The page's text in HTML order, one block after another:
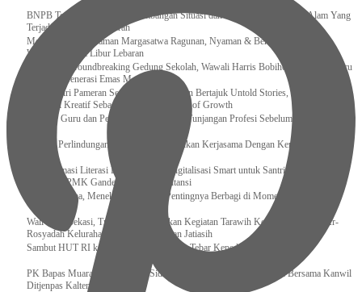
BNPB Terus Memantau Perkembangan Situasi dan Penanganan Bencana Alam Yang
Terjadi di Beberapa Daerah
Menpar Pastikan Taman Margasatwa Ragunan, Nyaman & Bersih di Kunjungi
Wisatawan Saat Libur Lebaran
Resmikan Groundbreaking Gedung Sekolah, Wawali Harris Bobihoe : Tonggak Baru
Ciptakan Generasi Emas Masa Depan
Menghadiri Pameran Seni Meiro Collection Bertajuk Untold Stories, Irene Umar :
Ekonomi Kreatif Sebagai The New Engine of Growth
120.067 Guru dan Pengawas PAI Terima Tunjangan Profesi Sebelum Lebaran
Perkuat Perlindungan KI Kemenkum Sahkan Kerjasama Dengan Kemenbud
Transformasi Literasi Keuangan dan Digitalisasi Smart untuk Santri Produktif
Kemenko PMK Gandeng Beberapa Intansi
Peduli Sesama, Menekraf Tekankan Pentingnya Berbagi di Momen Ramadan
Wali Kota Bekasi, Tri Adhianto Lakukan Kegiatan Tarawih Keliling di Masjid Ar-
Rosyadah Kelurahan Jatirasa Kecamatan Jatiasih
Sambut HUT RI ke-81, Lapas Gunungtua Tebar Kepedulian Lewat Bansos
‎PK Bapas Muara Teweh Hadiri Sidang TPP di Lapas Muara Teweh Bersama Kanwil
Ditjenpas Kalteng